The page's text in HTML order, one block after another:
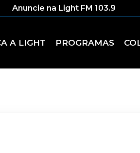
Anuncie na Light FM 103.9
A LIGHT PROGRAMAS